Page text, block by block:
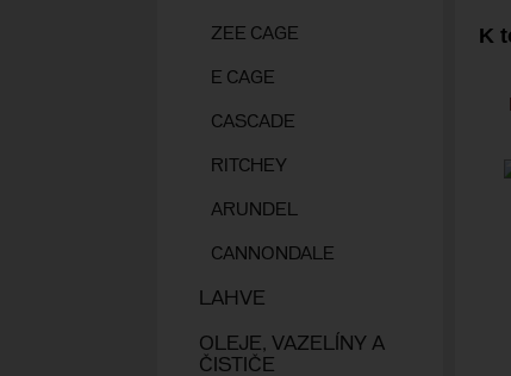
ZEE CAGE
E CAGE
CASCADE
RITCHEY
ARUNDEL
CANNONDALE
LAHVE
OLEJE, VAZELÍNY A
ČISTIČE
K